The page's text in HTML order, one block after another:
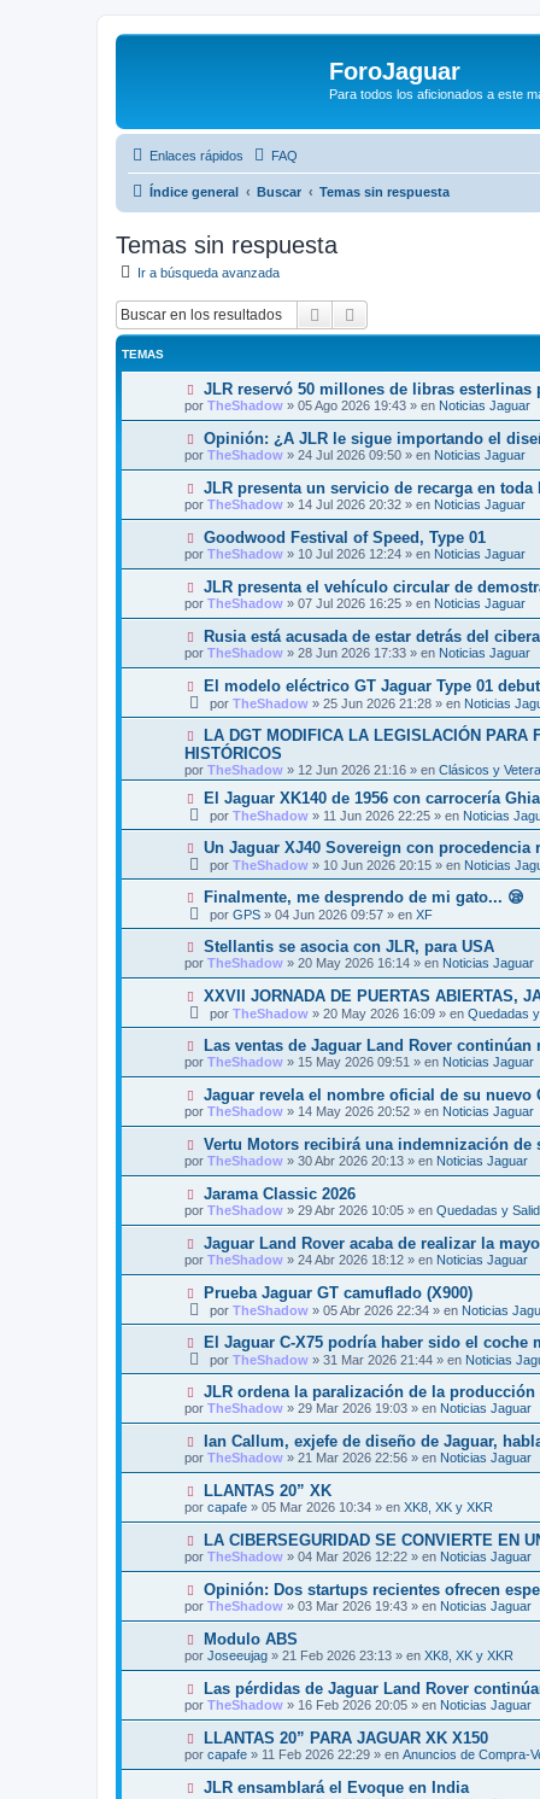
ForoJaguar
Para todos los aficionados a este
Enlaces rápidos FAQ
Índice general Buscar Temas sin respuesta
Temas sin respuesta
Ir a búsqueda avanzada
Buscar
TEMAS
N
u
e
o
m
e
n
s
a
e
JLR reservó 50 millones de libras
por TheShadow » 05 Ago 2026 19:43 » en Noticias Jaguar
N
u
e
o
m
e
n
s
a
e
Opinión: ¿A JLR le sigue importando el
por TheShadow » 24 Jul 2026 09:50 » en Noticias Jaguar
N
u
e
o
m
e
n
s
a
e
JLR presenta un servicio de recarga en toda
por TheShadow » 14 Jul 2026 20:32 » en Noticias Jaguar
N
u
e
o
m
e
s
a
e
Goodwood Festival of Speed, Type 01
por TheShadow » 10 Jul 2026 12:24 » en Noticias Jaguar
N
u
e
v
o
m
e
a
e
JLR presenta el vehículo circular de
por TheShadow » 07 Jul 2026 16:25 » en Noticias Jaguar
N
u
e
v
o
e
s
a
j
e
Rusia está acusada de estar detrás del
por TheShadow » 28 Jun 2026 17:33 » en Noticias Jaguar
N
v
o
m
e
n
j
e
El modelo eléctrico GT Jaguar Type 01
por TheShadow » 25 Jun 2026 21:28 » en Noticias
N
u
e
v
o
m
n
s
j
e
LA DGT MODIFICA LA LEGISLACIÓN PARA
HISTÓRICOS
por TheShadow » 12 Jun 2026 21:16 » en Clásicos y
N
v
o
e
a
e
El Jaguar XK140 de 1956 con carrocería
por TheShadow » 11 Jun 2026 22:25 » en Noticias
N
v
o
e
n
s
a
e
Un Jaguar XJ40 Sovereign con procedencia
por TheShadow » 10 Jun 2026 20:15 » en Noticias
N
v
o
m
e
n
a
e
Finalmente, me desprendo de mi gato... 😪
por GPS » 04 Jun 2026 09:57 » en XF
N
u
e
v
o
e
s
a
e
Stellantis se asocia con JLR, para USA
por TheShadow » 20 May 2026 16:14 » en Noticias Jaguar
N
v
o
m
e
n
s
a
XXVII JORNADA DE PUERTAS ABIERTAS,
por TheShadow » 20 May 2026 16:09 » en Quedadas
N
u
e
o
m
e
n
s
a
e
Las ventas de Jaguar Land Rover
por TheShadow » 15 May 2026 09:51 » en Noticias Jaguar
N
u
e
v
m
e
n
s
a
e
Jaguar revela el nombre oficial de su nuevo
por TheShadow » 14 May 2026 20:52 » en Noticias Jaguar
N
u
e
o
m
e
n
s
a
e
Vertu Motors recibirá una indemnización
por TheShadow » 30 Abr 2026 20:13 » en Noticias Jaguar
N
u
e
o
m
e
a
e
Jarama Classic 2026
por TheShadow » 29 Abr 2026 10:05 » en Quedadas y
N
u
e
v
o
e
a
e
Jaguar Land Rover acaba de realizar la
por TheShadow » 24 Abr 2026 18:12 » en Noticias Jaguar
N
v
o
e
n
s
a
e
Prueba Jaguar GT camuflado (X900)
por TheShadow » 05 Abr 2026 22:34 » en Noticias
N
o
m
e
s
a
e
El Jaguar C-X75 podría haber sido el coche
por TheShadow » 31 Mar 2026 21:44 » en Noticias
N
u
e
v
o
m
e
s
a
e
JLR ordena la paralización de la
por TheShadow » 29 Mar 2026 19:03 » en Noticias Jaguar
N
u
e
v
o
m
e
s
a
e
Ian Callum, exjefe de diseño de Jaguar,
por TheShadow » 21 Mar 2026 22:56 » en Noticias Jaguar
N
u
e
v
o
m
e
n
s
a
e
LLANTAS 20” XK
por capafe » 05 Mar 2026 10:34 » en XK8, XK y XKR
N
u
e
o
m
e
s
a
e
LA CIBERSEGURIDAD SE CONVIERTE EN
por TheShadow » 04 Mar 2026 12:22 » en Noticias Jaguar
N
u
e
v
o
m
e
s
a
e
Opinión: Dos startups recientes ofrecen
por TheShadow » 03 Mar 2026 19:43 » en Noticias Jaguar
N
u
e
v
o
m
e
s
a
e
Modulo ABS
por Joseeujag » 21 Feb 2026 23:13 » en XK8, XK y XKR
N
u
e
v
o
m
e
n
Las pérdidas de Jaguar Land Rover
por TheShadow » 16 Feb 2026 20:05 » en Noticias Jaguar
N
u
e
o
LLANTAS 20” PARA JAGUAR XK X150
por capafe » 11 Feb 2026 22:29 » en Anuncios de Compra-
N
JLR ensamblará el Evoque en India